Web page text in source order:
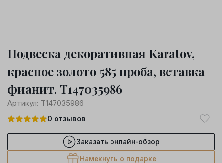
Подвеска декоративная Karatov,
красное золото 585 проба, вставка
фианит, Т147035986
Артикул: Т147035986
0 отзывов
Заказать онлайн-обзор
Намекнуть о подарке